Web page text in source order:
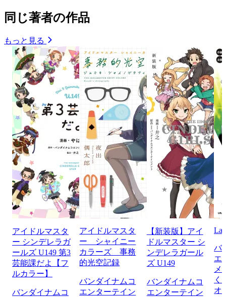
同じ著者の作品
もっと見る
アイドルマスタ
ー シンデレラガ
ールズ U149 第3
芸能課だよ【フ
ルカラー】
バンダイナムコ
アイドルマスタ
ー シャイニー
カラーズ 事務
的光空記録
バンダイナムコ
エンターテイン
【新装版】アイ
ドルマスター シ
ンデレラガール
ズ U149
バンダイナムコ
エンターテイン
バ
エ
メ
く
オ